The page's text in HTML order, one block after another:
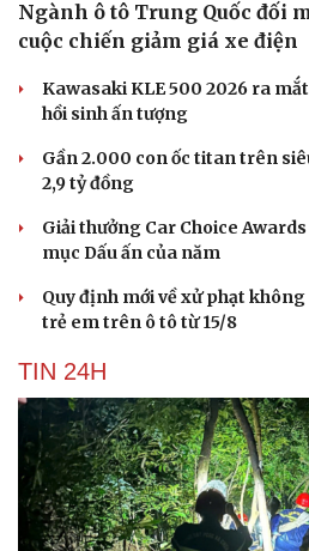
Ngành ô tô Trung Quốc đối
cuộc chiến giảm giá xe điện
Kawasaki KLE 500 2026 ra
hồi sinh ấn tượng
Gần 2.000 con ốc titan trên
2,9 tỷ đồng
Giải thưởng Car Choice
mục Dấu ấn của năm
Quy định mới về xử phạt
trẻ em trên ô tô từ 15/8
TIN 24H